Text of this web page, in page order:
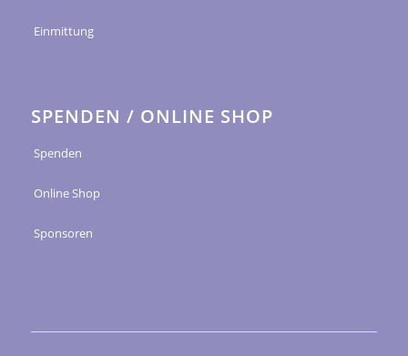
Einmittung
SPENDEN / ONLINE SHOP
Spenden
Online Shop
Sponsoren